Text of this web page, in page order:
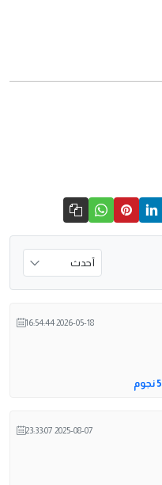
2026-05-18 16:54:44
5 نجوم
2025-08-07 23:33:07